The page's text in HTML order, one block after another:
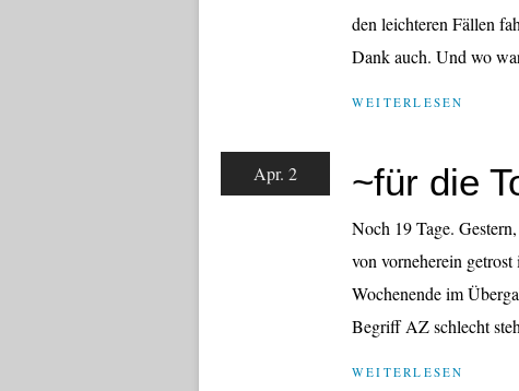
den leichteren Fällen
Dank auch. Und wo
WEITERLESEN
Apr. 2 ~für die
Noch 19 Tage.
von vorneherein
Wochenende im
Begriff AZ schlecht
WEITERLESEN